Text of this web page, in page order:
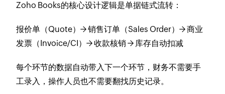
Zoho Books的核心设计逻辑是单据链式流转：
报价单（Quote）→ 销售订单（Sales Order）→ 商业
发票（Invoice/CI）→ 收款核销 → 库存自动扣减
每个环节的数据自动带入下一个环节，财务不需要手
工录入，操作人员也不需要翻找历史记录。